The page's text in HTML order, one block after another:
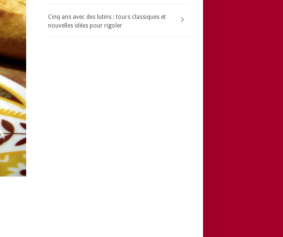
Cinq ans avec des lutins : tours classiques et
nouvelles idées pour rigoler